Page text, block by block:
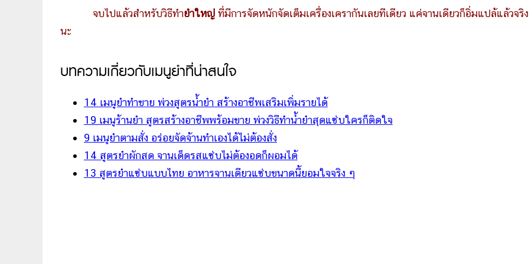
จบไปแล้วสำหรับวิธีทำยำใหญ่ ที่มีการจัดหนักจัดเต็มเครื่องเครากันเลยทีเดียว แค่จานเดียวก็อิ่มแปล้แล้วจริ
นะ
บทความเกี่ยวกับเมนูยำที่น่าสนใจ
14 เมนูยำทำขาย พ่วงสูตรน้ำยำ สร้างอาชีพเสริมเพิ่มรายได้
19 เมนูร้านยำ สูตรสร้างอาชีพพร้อมขาย พ่วงวิธีทำน้ำยำสุดแซ่บใครก็ติดใจ
9 เมนูยำตามสั่ง อร่อยจัดจ้านทำเองได้ไม่ต้องสั่ง
14 สูตรยำผักสด จานเด็ดรสแซ่บไม่ต้องอดก็ผอมได้
13 สูตรยำแซ่บแบบไทย อาหารจานเดียวแซ่บขนาดนี้ยอมใจจริง ๆ